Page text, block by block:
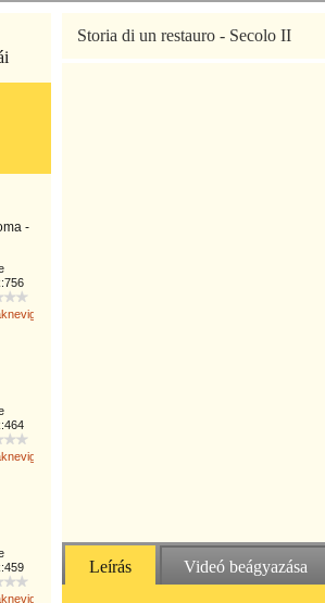
-
Storia di un restauro - Secolo II
Leírás Videó beágyazása